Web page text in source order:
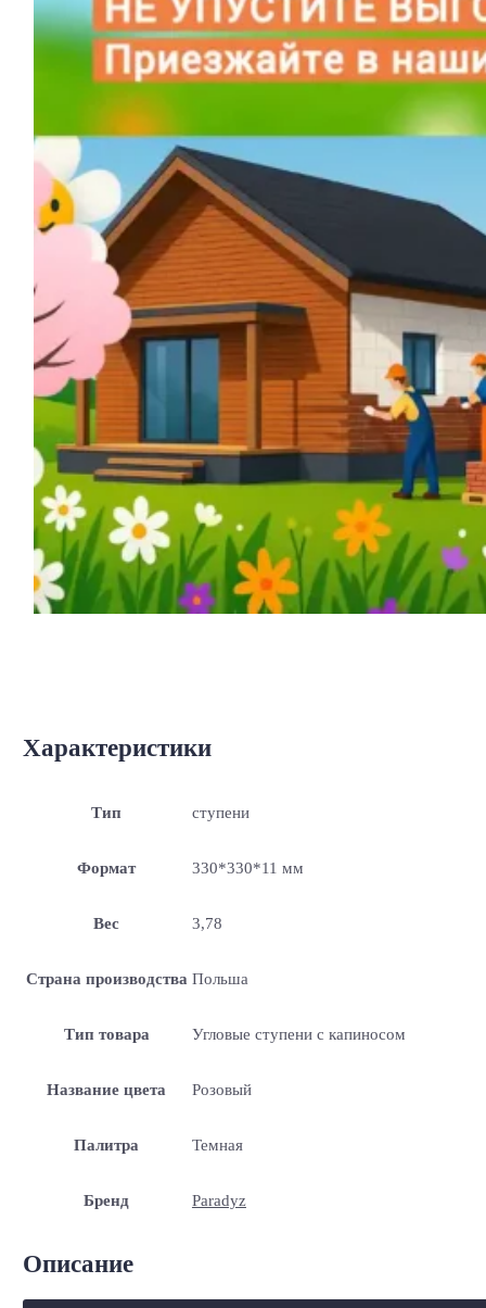
Характеристики
Тип ступени
Формат 330*330*11 мм
Вес 3,78
Страна производства Польша
Тип товара Угловые ступени с капиносом
Название цвета Розовый
Палитра Темная
Бренд Paradyz
Описание